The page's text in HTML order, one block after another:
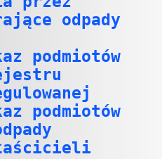
odpady
podmiotów
podmiotów